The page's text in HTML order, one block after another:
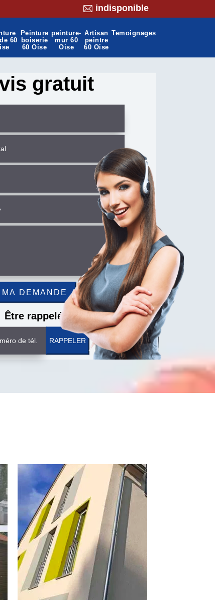
indisponible
60
Peinture
boiserie
60 Oise
peinture-
mur 60
Oise
Artisan
peintre
60 Oise
Temoignages
gratuit
Être rappelé